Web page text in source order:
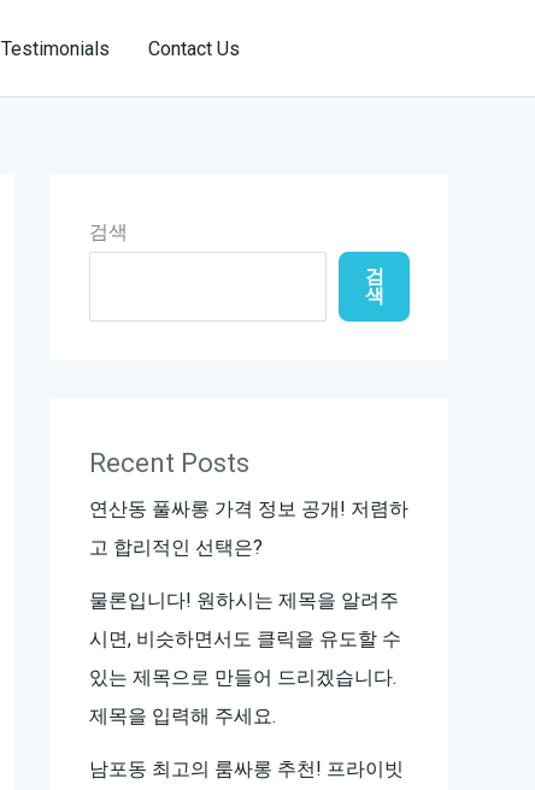
Testimonials Contact Us
검색
검
색
Recent Posts
연산동 풀싸롱 가격 정보 공개! 저렴하
고 합리적인 선택은?
물론입니다! 원하시는 제목을 알려주
시면, 비슷하면서도 클릭을 유도할 수
있는 제목으로 만들어 드리겠습니다.
제목을 입력해 주세요.
남포동 최고의 룸싸롱 추천! 프라이빗